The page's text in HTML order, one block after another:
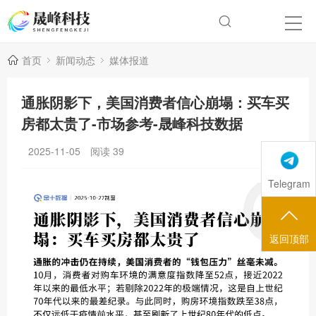
首页 新闻动态 媒体报道
通胀阴影下，美国消费者信心崩塌：买车买
房都太贵了-市场参考-晟峰科技数据
2025-11-05 阅读 39
Telegram
返回顶部